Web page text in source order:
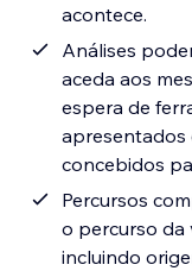
acontece.
Análises
aceda aos
espera de
apresentados
concebidos
Percursos
o percurso da
incluindo